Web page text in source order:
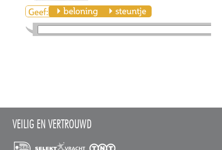
VEILIG EN VERTROUWD